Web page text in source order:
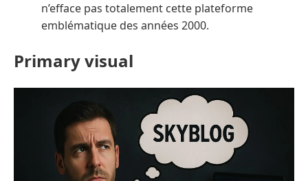
n’efface pas totalement cette plateforme
emblématique des années 2000.
Primary visual